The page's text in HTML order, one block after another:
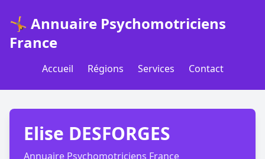
🤸 Annuaire Psychomotriciens
France
Accueil Régions Services Contact
Elise DESFORGES
Annuaire Psychomotriciens France